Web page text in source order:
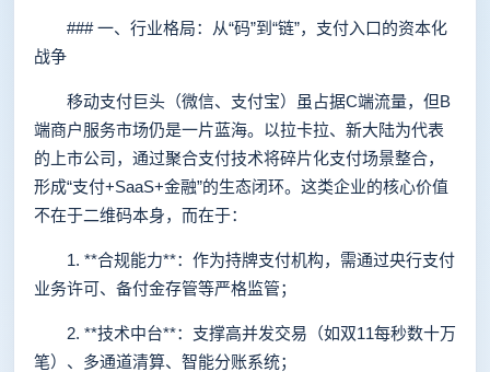
### 一、行业格局：从“码”到“链”，支付入口的资本化
战争
移动支付巨头（微信、支付宝）虽占据C端流量，但B
端商户服务市场仍是一片蓝海。以拉卡拉、新大陆为代表
的上市公司，通过聚合支付技术将碎片化支付场景整合，
形成“支付+SaaS+金融”的生态闭环。这类企业的核心价值
不在于二维码本身，而在于：
1. **合规能力**：作为持牌支付机构，需通过央行支付
业务许可、备付金存管等严格监管；
2. **技术中台**：支撑高并发交易（如双11每秒数十万
笔）、多通道清算、智能分账系统；